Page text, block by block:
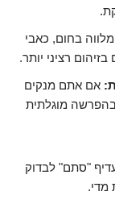
בחום, כאבי
רציני יותר.
אם אתם מנקים
מוגלתית
"סתם" לבדוק
מדי.